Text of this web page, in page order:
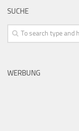
SUCHE
WERBUNG